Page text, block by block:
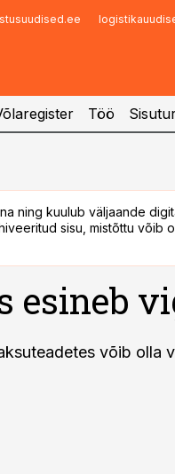
Töö
ning kuulub väljaande
sisu, mistõttu võib
esineb
võib olla